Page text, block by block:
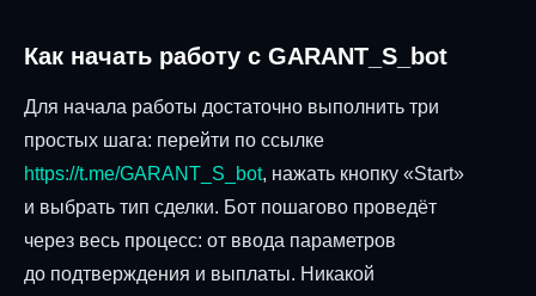
Как начать работу с GARANT_S_bot
Для начала работы достаточно выполнить три
простых шага: перейти по ссылке
https://t.me/GARANT_S_bot, нажать кнопку «Start»
и выбрать тип сделки. Бот пошагово проведёт
через весь процесс: от ввода параметров
до подтверждения и выплаты. Никакой